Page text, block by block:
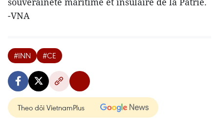
-VNA
#INN #CE
Theo dõi VietnamPlus